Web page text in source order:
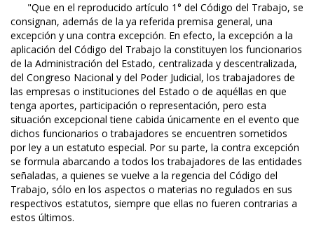
"Que en el reproducido artículo 1° del Código del Trabajo, se
consignan, además de la ya referida premisa general, una
excepción y una contra excepción. En efecto, la excepción a la
aplicación del Código del Trabajo la constituyen los funcionarios
de la Administración del Estado, centralizada y descentralizada,
del Congreso Nacional y del Poder Judicial, los trabajadores de
las empresas o instituciones del Estado o de aquéllas en que
tenga aportes, participación o representación, pero esta
situación excepcional tiene cabida únicamente en el evento que
dichos funcionarios o trabajadores se encuentren sometidos
por ley a un estatuto especial. Por su parte, la contra excepción
se formula abarcando a todos los trabajadores de las entidades
señaladas, a quienes se vuelve a la regencia del Código del
Trabajo, sólo en los aspectos o materias no regulados en sus
respectivos estatutos, siempre que ellas no fueren contrarias a
estos últimos.